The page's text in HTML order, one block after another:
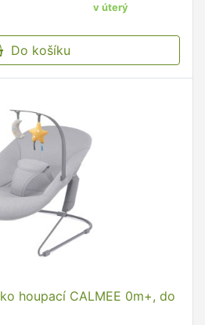
v úterý
Do košíku
houpací CALMEE 0m+, do